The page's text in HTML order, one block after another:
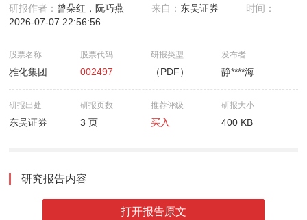
研报作者： 曾朵红，阮巧燕 来自： 东吴证券
时间：
2026-07-07 22:56:56
股票名称
雅化集团
股票代码
002497
研报类型
（PDF）
发布者
静****海
研报出处
东吴证券
研报页数
3 页
推荐评级
买入
研报大小
400 KB
研究报告内容
打开报告原文